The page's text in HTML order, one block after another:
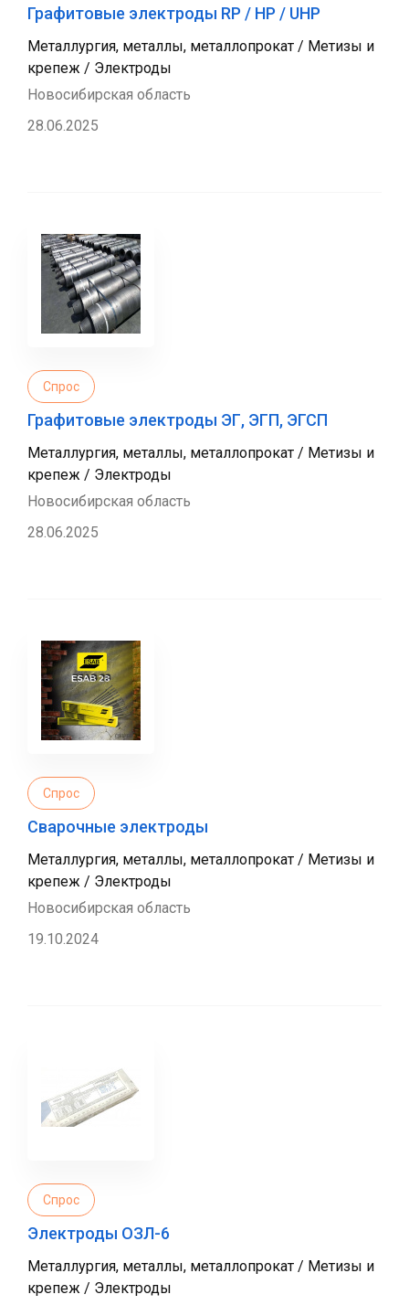
Графитовые электроды RP / HP / UHP
Металлургия, металлы, металлопрокат / Метизы и
крепеж / Электроды
Новосибирская область
28.06.2025
Спрос
Графитовые электроды ЭГ, ЭГП, ЭГСП
Металлургия, металлы, металлопрокат / Метизы и
крепеж / Электроды
Новосибирская область
28.06.2025
Спрос
Сварочные электроды
Металлургия, металлы, металлопрокат / Метизы и
крепеж / Электроды
Новосибирская область
19.10.2024
Спрос
Электроды ОЗЛ-6
Металлургия, металлы, металлопрокат / Метизы и
крепеж / Электроды